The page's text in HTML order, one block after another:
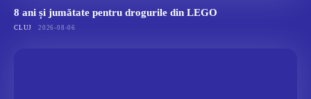
8 ani și jumătate pentru drogurile din LEGO
CLUJ 2026-08-06